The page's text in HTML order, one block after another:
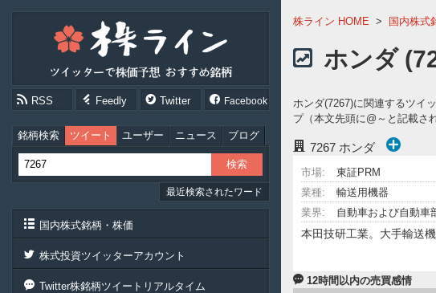
RSS Feedly Twitter Facebook
銘柄検索 ツイート ユーザー ニュース ブログ
最近検索されたワード
国内株式銘柄・株価
株式投資ツイッターアカウント
Twitter株銘柄ツイートリアルタイム
株ライン HOME > 国内株式
ホンダ
ホンダ(7267)に関連するツイ
プ（本文先頭に@～と記載さ
7267 ホンダ
市場:
東証PRM
業種:
輸送用機器
業界:
自動車および自動車
本田技研工業。大手輸送
12時間以内の売買感情